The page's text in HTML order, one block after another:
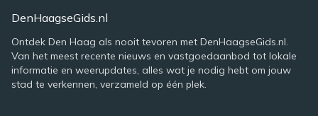
DenHaagseGids.nl
Ontdek Den Haag als nooit tevoren met DenHaagseGids.nl.
Van het meest recente nieuws en vastgoedaanbod tot lokale
informatie en weerupdates, alles wat je nodig hebt om jouw
stad te verkennen, verzameld op één plek.